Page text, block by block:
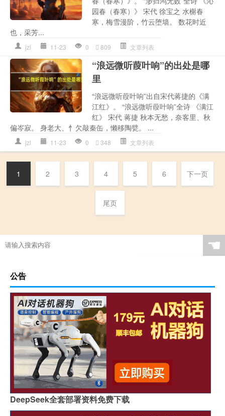
园春（春寒）》 宋代 徐宝之 水榭春
寒，梅雪漫阶，竹云堕墙。 数花时近
也，采芳...
jzl 11-23 0 809 文章列表
“浪远微听葭叶响”的出处是哪
里
“浪远微听葭叶响”出自宋代蒋捷的《满
江红》。 “浪远微听葭叶响”全诗 《满江
红》 宋代 蒋捷 秋本无愁，奈客里、秋
偏岑寂。 身老大、忄欠敲秦缶，懒移陶甓。 ...
jzl 11-23 0 348 文章列表
1 2 3 4 5 6 下一页
尾页
☚
公告
DeepSeek全套部署资料免费下载